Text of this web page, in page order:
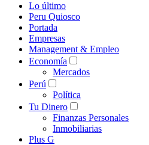
Lo último
Peru Quiosco
Portada
Empresas
Management & Empleo
Economía
Mercados
Perú
Política
Tu Dinero
Finanzas Personales
Inmobiliarias
Plus G